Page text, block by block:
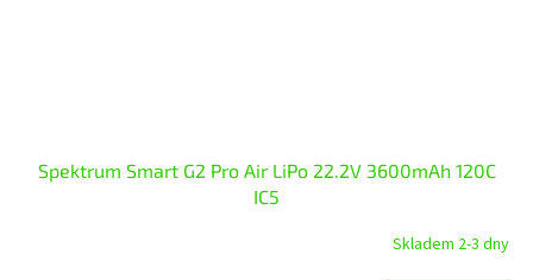
Spektrum Smart G2 Pro Air LiPo 22.2V 3600mAh 120C
IC5
Skladem 2-3 dny